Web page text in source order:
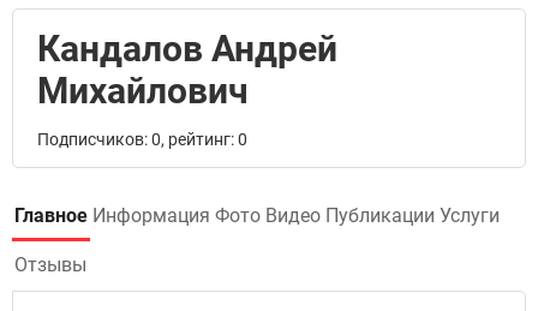
Кандалов Андрей
Михайлович
Подписчиков: 0, рейтинг: 0
Главное Информация Фото Видео Публикации Услуги
Отзывы